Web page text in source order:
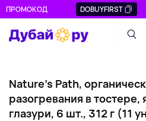
ПРОМОКОД DOBUYFIRST
Nature's Path,
разогревания в тостере,
глазури, 6 шт., 312 г (11